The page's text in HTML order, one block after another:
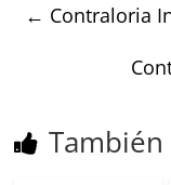
← Contraloria